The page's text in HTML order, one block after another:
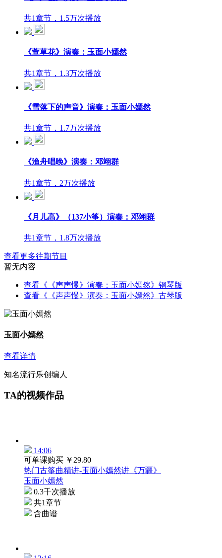
共1章节，1.5万次播放
《萱草花》演奏：玉面小嫣然
共1章节，1.3万次播放
《雪落下的声音》演奏：玉面小嫣然
共1章节，1.7万次播放
《渔舟唱晚》演奏：邓翊群
共1章节，2万次播放
《月儿高》（137小筝）演奏：邓翊群
共1章节，1.8万次播放
查看更多往期节目
暂无内容
查看《《声声慢》演奏：玉面小嫣然》钢琴版
查看《《声声慢》演奏：玉面小嫣然》古琴版
玉面小嫣然
查看详情
知名流行乐创编人
TA的视频作品
14:06
可单课购买 ￥29.80
热门古筝曲精讲-玉面小嫣然讲《万疆》
玉面小嫣然
0.3千次播放
共1章节
含曲谱